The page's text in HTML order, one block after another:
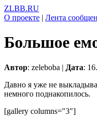
ZLBB.RU
О проекте | Лента
Большое
Автор: zeleboba | Дата:
Давно я уже не
немного поднакопилось.
[gallery columns="3"]